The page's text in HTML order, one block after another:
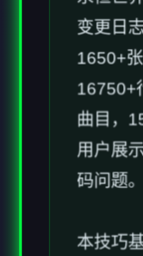
16750+
曲目，
用户展
码问题
本技巧
攻略